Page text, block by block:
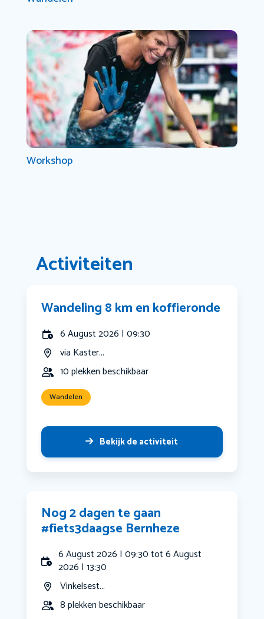
Workshop
Activiteiten
Wandeling 8 km en koffieronde
6 August 2026 | 09:30
via Kaster...
10 plekken beschikbaar
Wandelen
Bekijk de activiteit
Nog 2 dagen te gaan
#fiets3daagse Bernheze
6 August 2026 | 09:30 tot 6 August
2026 | 13:30
Vinkelsest...
8 plekken beschikbaar